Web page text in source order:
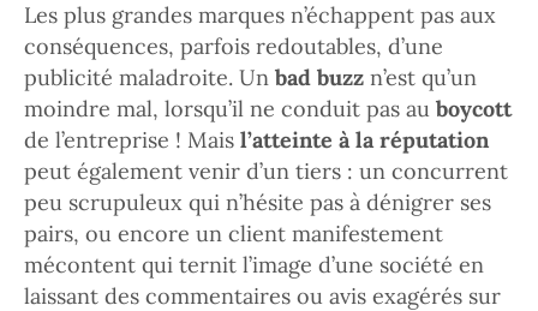
Les plus grandes marques n’échappent pas aux
conséquences, parfois redoutables, d’une
publicité maladroite. Un bad buzz n’est qu’un
moindre mal, lorsqu’il ne conduit pas au boycott
de l’entreprise ! Mais l’atteinte à la réputation
peut également venir d’un tiers : un concurrent
peu scrupuleux qui n’hésite pas à dénigrer ses
pairs, ou encore un client manifestement
mécontent qui ternit l’image d’une société en
laissant des commentaires ou avis exagérés sur